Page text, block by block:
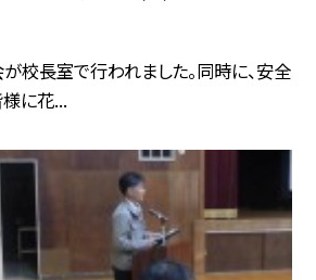
が校長室で行われました。同時に、安全
に花...